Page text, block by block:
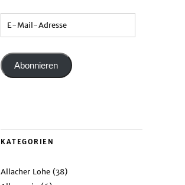
Abonnieren
KATEGORIEN
Allacher Lohe (38)